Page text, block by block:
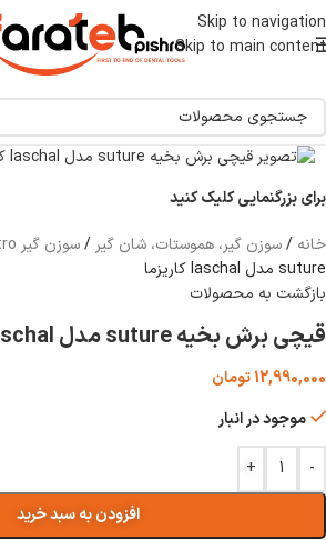
Skip to navigation
Skip to main content
برای بزرگنمایی کلیک کنید
خانه /سوزن گیر، هموستات، شان گیر /سوزن گیر Castro
suture مدل laschal کاریزما
بازگشت به محصولات
قیچی برش بخیه suture مدل laschal کاریزما
12,990,000تومان
موجود در انبار
-
+
افزودن به سبد خرید